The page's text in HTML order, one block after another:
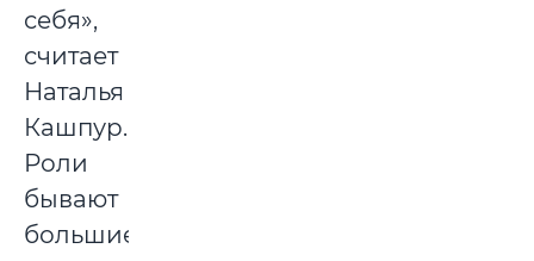
себя»,
считает
Наталья
Кашпур.
Роли
бывают
большие